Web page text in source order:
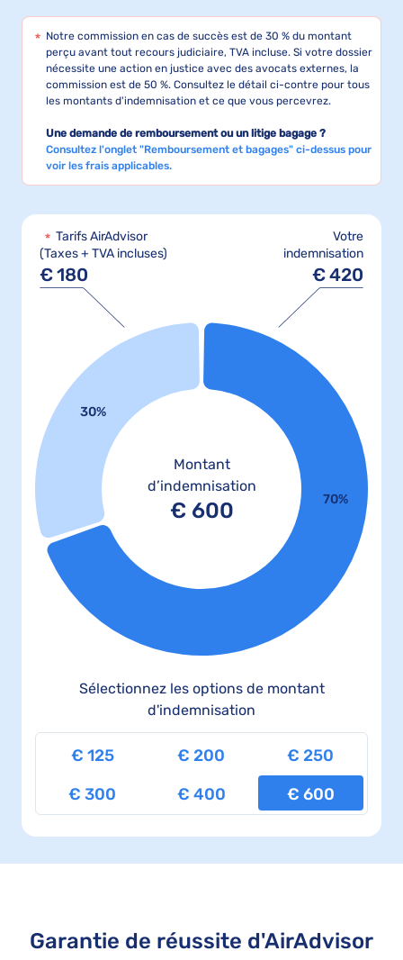
Notre commission en cas de succès est de 30 % du montant
perçu avant tout recours judiciaire, TVA incluse. Si votre dossier
nécessite une action en justice avec des avocats externes, la
commission est de 50 %. Consultez le détail ci-contre pour tous
les montants d'indemnisation et ce que vous percevrez.
Une demande de remboursement ou un litige bagage ?
Consultez l'onglet "Remboursement et bagages" ci-dessus pour
voir les frais applicables.
Tarifs AirAdvisor
(Taxes + TVA incluses)
€180
Votre
indemnisation
€420
Montant
d’indemnisation
€ 600
30%
70%
Sélectionnez les options de montant
d'indemnisation
€ 125 € 200 € 250
€ 300 € 400 € 600
Garantie de réussite d'AirAdvisor